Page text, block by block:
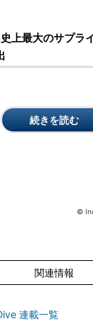
上最大のサプ
続きを読む
©
関連情報
連載一覧